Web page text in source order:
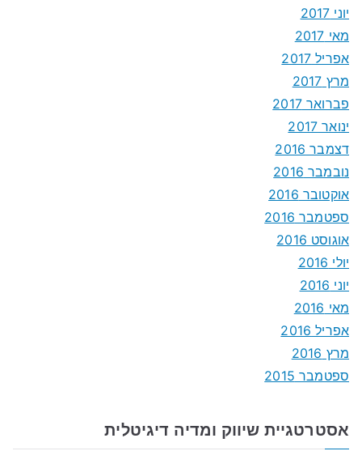
יוני 2017
מאי 2017
אפריל 2017
מרץ 2017
פברואר 2017
ינואר 2017
דצמבר 2016
נובמבר 2016
אוקטובר 2016
ספטמבר 2016
אוגוסט 2016
יולי 2016
יוני 2016
מאי 2016
אפריל 2016
מרץ 2016
ספטמבר 2015
אסטרטגיית שיווק ומדיה דיגיטלית